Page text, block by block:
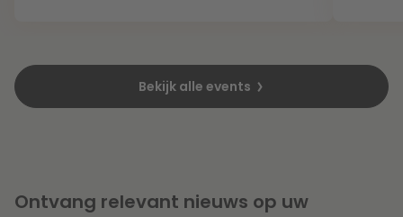
Bekijk alle events
Ontvang relevant nieuws op uw